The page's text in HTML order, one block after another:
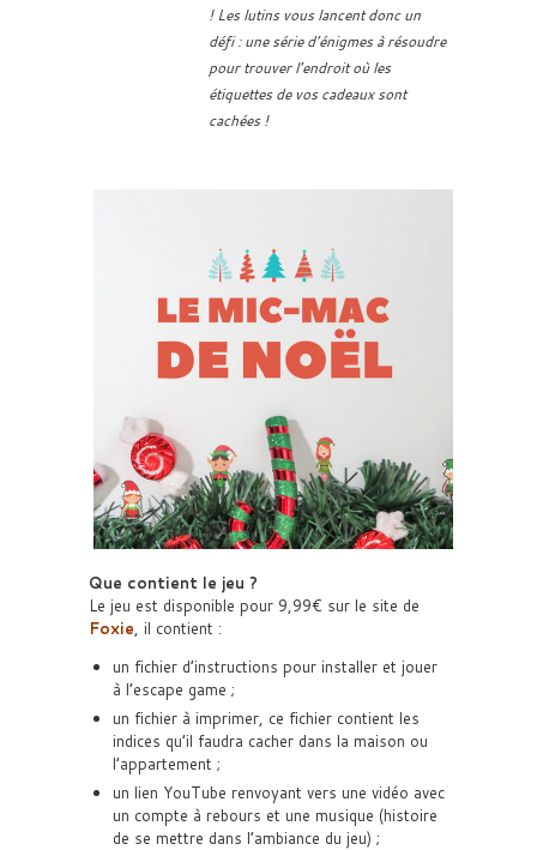
! Les lutins vous lancent donc un
défi : une série d’énigmes à résoudre
pour trouver l’endroit où les
étiquettes de vos cadeaux sont
cachées !
Que contient le jeu ?
Le jeu est disponible pour 9,99€ sur le site de
Foxie, il contient :
un fichier d’instructions pour installer et jouer
à l’escape game ;
un fichier à imprimer, ce fichier contient les
indices qu’il faudra cacher dans la maison ou
l’appartement ;
un lien YouTube renvoyant vers une vidéo avec
un compte à rebours et une musique (histoire
de se mettre dans l’ambiance du jeu) ;